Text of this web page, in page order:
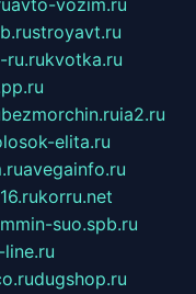
avto-vozim.ru
stroyavt.ru
ru.rukvotka.ru
bezmorchin.ruia2.ru
elita.ru
avegainfo.ru
korru.net
suo.spb.ru
dugshop.ru